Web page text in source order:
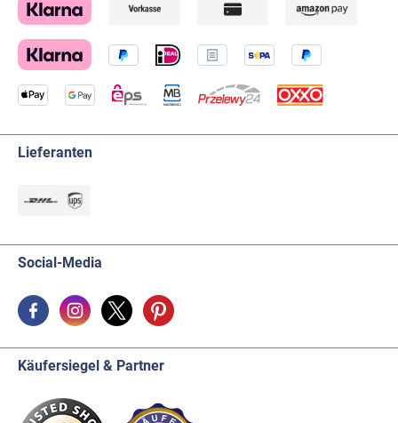
Lieferanten
Social-Media
Käufersiegel & Partner